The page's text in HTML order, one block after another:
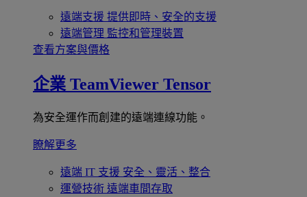
遠端支援 提供即時、安全的支援
遠端管理 監控和管理裝置
查看方案與價格
企業 TeamViewer Tensor
為安全運作而創建的遠端連線功能。
瞭解更多
遠端 IT 支援 安全、靈活、整合
運營技術 遠端車間存取